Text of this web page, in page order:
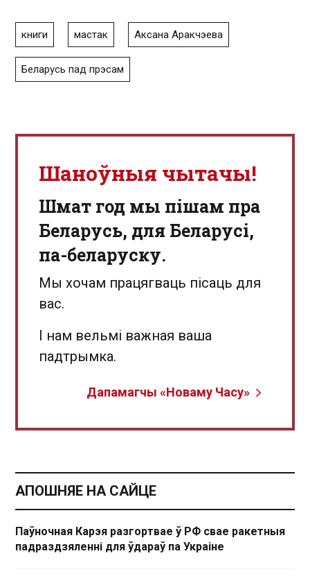
книги мастак Аксана Аракчэева
Беларусь пад прэсам
Шаноўныя чытачы!
Шмат год мы пішам пра
Беларусь, для Беларусі,
па-беларуску.
Мы хочам працягваць пісаць для
вас.
І нам вельмі важная ваша
падтрымка.
Дапамагчы «Новаму Часу»
АПОШНЯЕ НА САЙЦЕ
Паўночная Карэя разгортвае ў РФ свае ракетныя
падраздзяленні для ўдараў па Украіне